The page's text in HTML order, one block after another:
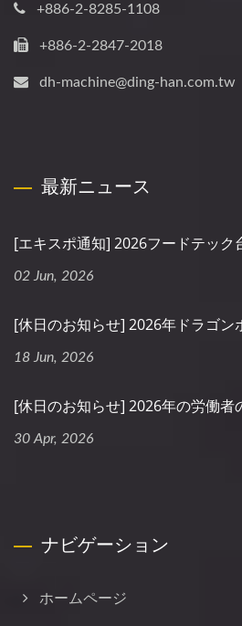
+886-2-8285-1108
+886-2-2847-2018
dh-machine@ding-han.com.tw
最新ニュース
[エキスポ通知] 2026フードテック
02 Jun, 2026
[休日のお知らせ] 2026年ドラゴン
18 Jun, 2026
[休日のお知らせ] 2026年の労働者
30 Apr, 2026
ナビゲーション
ホームページ